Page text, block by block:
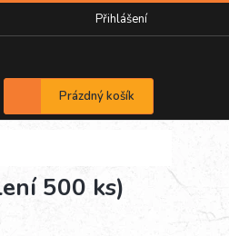
Přihlášení
Nákupní
košík
Prázdný košík
500 ks)